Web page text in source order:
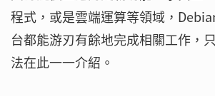
程式，或是雲端運算等領域，
台都能游刃有餘地完成相關工作，
法在此一一介紹。